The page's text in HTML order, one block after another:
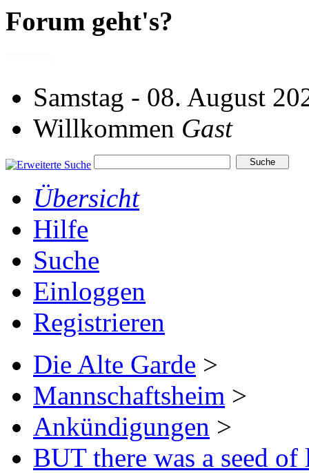
Forum geht's?
Samstag - 08. August
Willkommen Gast
Übersicht
Hilfe
Suche
Einloggen
Registrieren
Die Alte Garde >
Mannschaftsheim >
Ankündigungen >
BUT there was a seed